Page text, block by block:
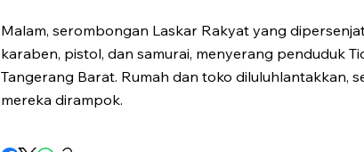
Malam, serombongan Laskar Rakyat yang
karaben, pistol, dan samurai, menyerang penduduk
Tangerang Barat. Rumah dan toko diluluhlantakkan,
mereka dirampok.